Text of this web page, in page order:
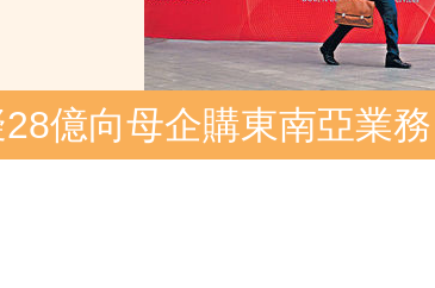
億向母企購東南亞業務